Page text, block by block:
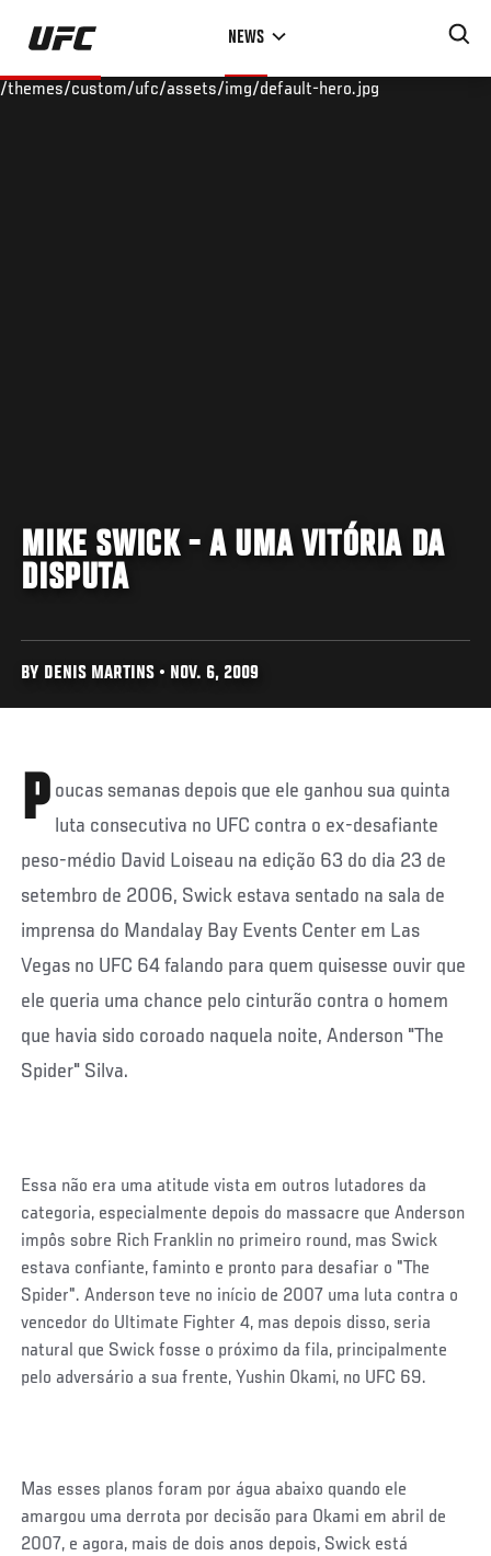
Skip
main
NEWS
/themes/custom/ufc/assets/img/default-hero.jpg
MIKE SWICK - A UMA VITÓRIA DA
DISPUTA
BY DENIS MARTINS • NOV. 6, 2009
P oucas semanas depois que ele ganhou sua quinta
luta consecutiva no UFC contra o ex-desafiante
peso-médio David Loiseau na edição 63 do dia 23 de
setembro de 2006, Swick estava sentado na sala de
imprensa do Mandalay Bay Events Center em Las
Vegas no UFC 64 falando para quem quisesse ouvir que
ele queria uma chance pelo cinturão contra o homem
que havia sido coroado naquela noite, Anderson "The
Spider" Silva.
Essa não era uma atitude vista em outros lutadores da
categoria, especialmente depois do massacre que Anderson
impôs sobre Rich Franklin no primeiro round, mas Swick
estava confiante, faminto e pronto para desafiar o "The
Spider". Anderson teve no início de 2007 uma luta contra o
vencedor do Ultimate Fighter 4, mas depois disso, seria
natural que Swick fosse o próximo da fila, principalmente
pelo adversário a sua frente, Yushin Okami, no UFC 69.
Mas esses planos foram por água abaixo quando ele
amargou uma derrota por decisão para Okami em abril de
2007, e agora, mais de dois anos depois, Swick está